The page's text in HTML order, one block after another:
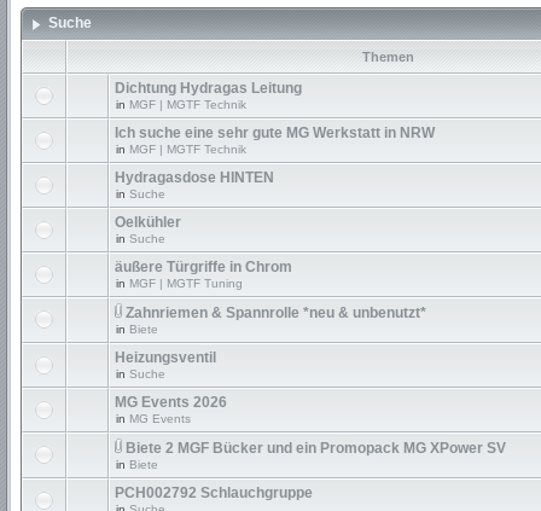
Suche
Themen
Dichtung Hydragas Leitung
in MGF | MGTF Technik
Ich suche eine sehr gute MG Werkstatt in NRW
in MGF | MGTF Technik
Hydragasdose HINTEN
in Suche
Oelkühler
in Suche
äußere Türgriffe in Chrom
in MGF | MGTF Tuning
Zahnriemen & Spannrolle *neu & unbenutzt*
in Biete
Heizungsventil
in Suche
MG Events 2026
in MG Events
Biete 2 MGF Bücker und ein Promopack MG XPower SV
in Biete
PCH002792 Schlauchgruppe